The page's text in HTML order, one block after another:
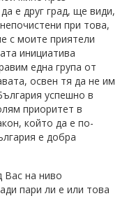
е друг град, ще види,
при това,
с моите приятели
инициатива
една група от
освен тя да не им
успешно в
приоритет в
който да е по-
е добра
Вас на ниво
пари ли е или това